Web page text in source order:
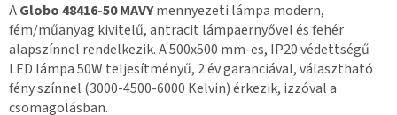
AGlobo 48416-50 MAVYmennyezeti lámpa modern,
fém/műanyag kivitelű, antracit lámpaernyővel és fehér
alapszínnel rendelkezik. A 500x500 mm-es, IP20 védettségű
LED lámpa 50W teljesítményű, 2 év garanciával, választható
fény színnel (3000-4500-6000 Kelvin) érkezik, izzóval a
csomagolásban.